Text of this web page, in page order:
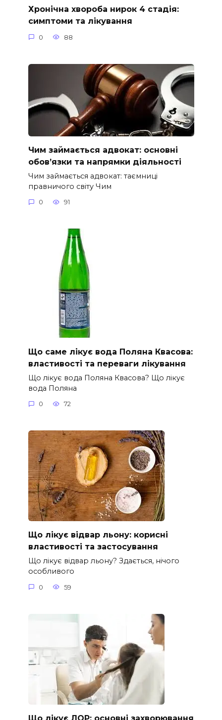
Хронічна хвороба нирок 4 стадія:
симптоми та лікування
0 88
Чим займається адвокат: основні
обов’язки та напрямки діяльності
Чим займається адвокат: таємниці
правничого світу Чим
0 91
Що саме лікує вода Поляна Квасова:
властивості та переваги лікування
Що лікує вода Поляна Квасова? Що лікує
вода Поляна
0 72
Що лікує відвар льону: корисні
властивості та застосування
Що лікує відвар льону? Здається, нічого
особливого
0 59